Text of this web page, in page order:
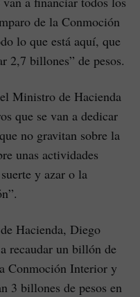
de la Conmoción
lo que está aquí, que
2,7 billones” de pesos.
Ministro de Hacienda
que se van a dedicar
no gravitan sobre la
unas actividades
y azar o la
Hacienda, Diego
recaudar un billón de
Conmoción Interior y
3 billones de pesos en